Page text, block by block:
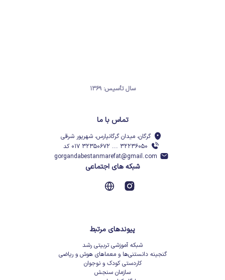
سال تأسیس: ۱۳۶۹
تماس با ما
گرگان، میدان گرگانپارس، شهریور شرقی
۳۲۲۳۶۰۵۰ ... ۳۲۳۵۰۶۷۲ ۰۱۷ کد
gorgandabestanmarefat@gmail.com
شبکه های اجتماعی
پیوندهای مرتبط
شبکه آموزشی تربیتی رشد
گنجینه دانستنی‌ها و معماهای هوش و ریاضی
کاردستی کودک و نوجوان
سازمان سنجش